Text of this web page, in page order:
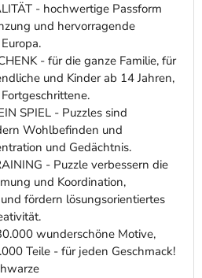
- hochwertige Passform
und hervorragende
- für die ganze Familie, für
und Kinder ab 14 Jahren,
SPIEL - Puzzles sind
Wohlbefinden und
und Gedächtnis.
- Puzzle verbessern die
und Koordination,
fördern lösungsorientiertes
wunderschöne Motive,
Teile - für jeden Geschmack!